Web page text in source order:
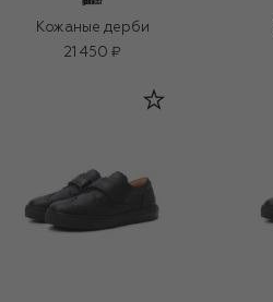
Кожаные дерби
21 450 ₽